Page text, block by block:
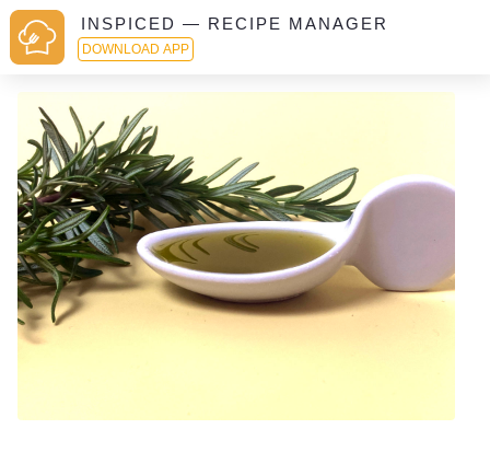
INSPICED — RECIPE MANAGER
DOWNLOAD APP